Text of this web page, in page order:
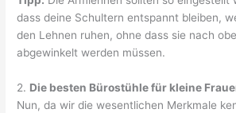
dass deine Schultern entspannt bleiben,
den Lehnen ruhen, ohne dass sie nach
abgewinkelt werden müssen.
2. Die besten Bürostühle für kleine
Nun, da wir die wesentlichen Merkmale